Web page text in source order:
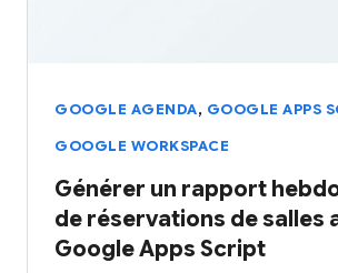
GOOGLE AGENDA, GOOGLE APPS
GOOGLE WORKSPACE
Générer un rapport
de réservations de salles
Google Apps Script